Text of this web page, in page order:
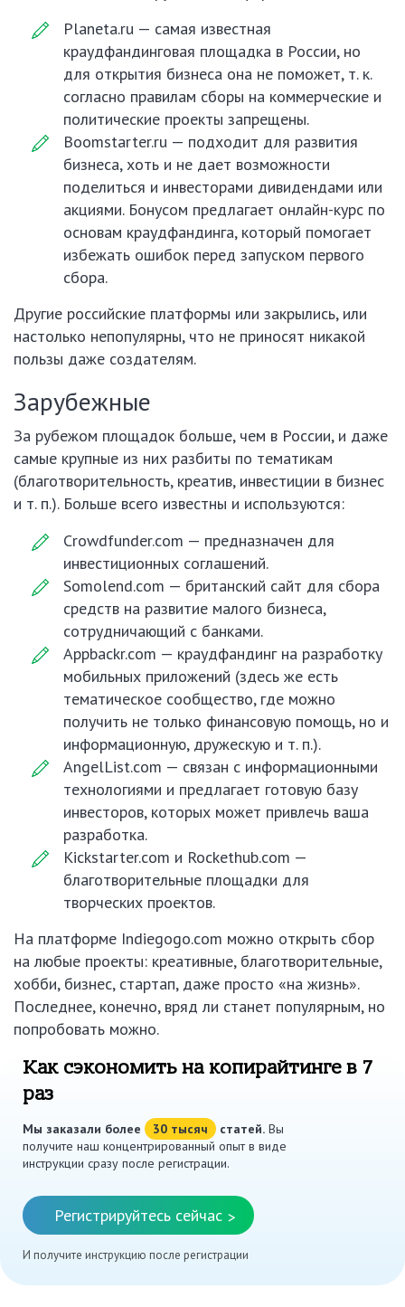
Planeta.ru — самая известная
краудфандинговая площадка в России, но
для открытия бизнеса она не поможет, т. к.
согласно правилам сборы на коммерческие и
политические проекты запрещены.
Boomstarter.ru — подходит для развития
бизнеса, хоть и не дает возможности
поделиться и инвесторами дивидендами или
акциями. Бонусом предлагает онлайн-курс по
основам краудфандинга, который помогает
избежать ошибок перед запуском первого
сбора.
Другие российские платформы или закрылись, или
настолько непопулярны, что не приносят никакой
пользы даже создателям.
Зарубежные
За рубежом площадок больше, чем в России, и даже
самые крупные из них разбиты по тематикам
(благотворительность, креатив, инвестиции в бизнес
и т. п.). Больше всего известны и используются:
Crowdfunder.com — предназначен для
инвестиционных соглашений.
Somolend.com — британский сайт для сбора
средств на развитие малого бизнеса,
сотрудничающий с банками.
Appbackr.com — краудфандинг на разработку
мобильных приложений (здесь же есть
тематическое сообщество, где можно
получить не только финансовую помощь, но и
информационную, дружескую и т. п.).
AngelList.com — связан с информационными
технологиями и предлагает готовую базу
инвесторов, которых может привлечь ваша
разработка.
Kickstarter.com и Rockethub.com —
благотворительные площадки для
творческих проектов.
На платформе Indiegogo.com можно открыть сбор
на любые проекты: креативные, благотворительные,
хобби, бизнес, стартап, даже просто «на жизнь».
Последнее, конечно, вряд ли станет популярным, но
попробовать можно.
Как сэкономить на копирайтинге в 7
раз
Мы заказали более 30 тысяч статей. Вы
получите наш концентрированный опыт в виде
инструкции сразу после регистрации.
Регистрируйтесь сейчас >
И получите инструкцию после регистрации